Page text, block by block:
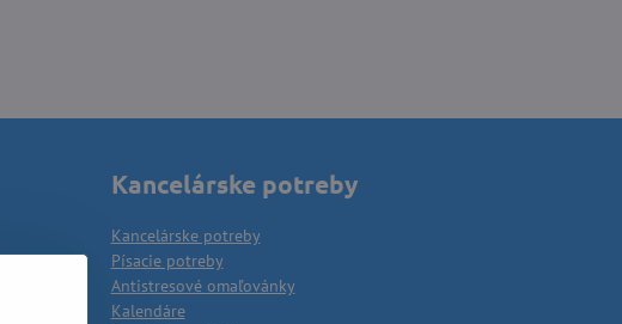
Kancelárske potreby
Kancelárske potreby
Písacie potreby
Antistresové omaľovánky
Kalendáre